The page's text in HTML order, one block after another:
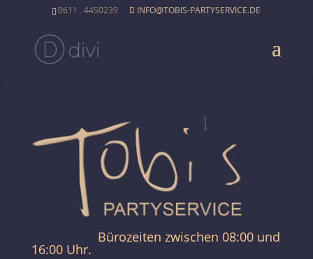
0611 . 4450239 INFO@TOBIS-PARTYSERVICE.DE
Bürozeiten zwischen 08:00 und
16:00 Uhr.